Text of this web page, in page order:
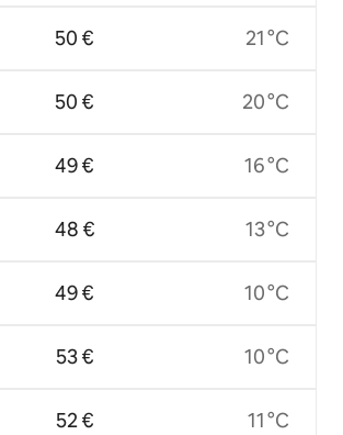
50 €
50 €
49 €
48 €
49 €
53 €
52 €
21 °C
20 °C
16 °C
13 °C
10 °C
10 °C
11 °C